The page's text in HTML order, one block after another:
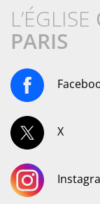
L’ÉGLISE
PARIS
X